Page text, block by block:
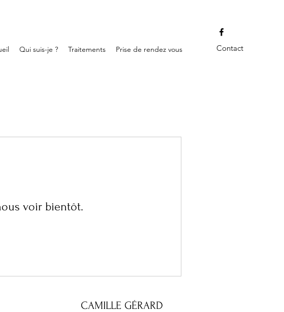
Contact
Qui suis-je ? Traitements Prise de rendez vous
voir bientôt.
CAMILLE GÉRARD